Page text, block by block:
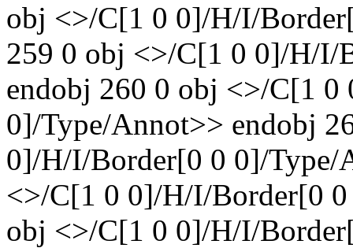
obj <>/C[1 0 0]/H/I/
259 0 obj <>/C[1 0 0]/H/I/
endobj 260 0 obj <>/C[1
0]/Type/Annot>> endobj
0]/H/I/Border[0 0 0]/Type/
<>/C[1 0 0]/H/I/Border[0
obj <>/C[1 0 0]/H/I/